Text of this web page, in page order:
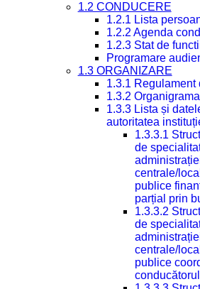
1.2 CONDUCERE
1.2.1 Lista
1.2.2 Agenda
1.2.3 Stat de
Programare
1.3 ORGANIZARE
1.3.1 Regulament
1.3.2 Organigrama
1.3.3 Lista și
autoritatea
1.3.3.1
de
centrale/
publice
parțial prin
1.3.3.2
de
centrale/
publice